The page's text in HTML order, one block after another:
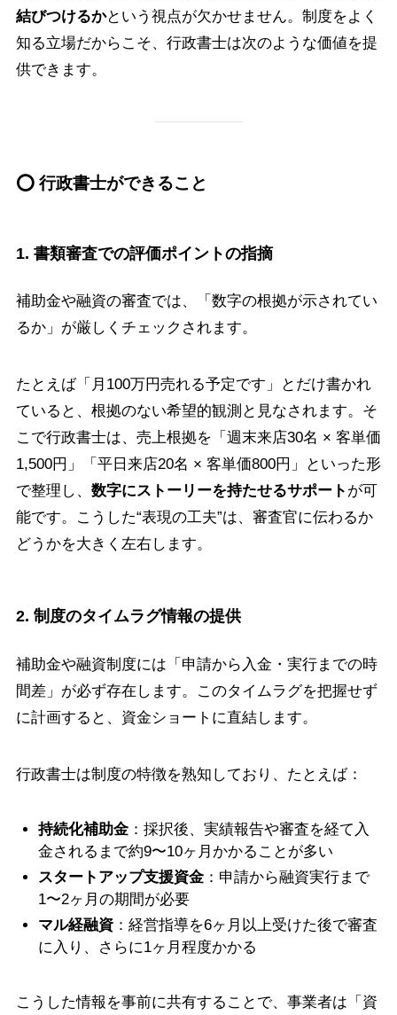
結びつけるかという視点が欠かせません。制度をよく
知る立場だからこそ、行政書士は次のような価値を提
供できます。
⭕ 行政書士ができること
1. 書類審査での評価ポイントの指摘
補助金や融資の審査では、「数字の根拠が示されてい
るか」が厳しくチェックされます。
たとえば「月100万円売れる予定です」とだけ書かれ
ていると、根拠のない希望的観測と見なされます。そ
こで行政書士は、売上根拠を「週末来店30名 × 客単価
1,500円」「平日来店20名 × 客単価800円」といった形
で整理し、 数字にストーリーを持たせるサポート が可
能です。こうした“表現の工夫”は、審査官に伝わるか
どうかを大きく左右します。
2. 制度のタイムラグ情報の提供
補助金や融資制度には「申請から入金・実行までの時
間差」が必ず存在します。このタイムラグを把握せず
に計画すると、資金ショートに直結します。
行政書士は制度の特徴を熟知しており、たとえば：
持続化補助金 ：採択後、実績報告や審査を経て入
金されるまで約9〜10ヶ月かかることが多い
スタートアップ支援資金 ：申請から融資実行まで
1〜2ヶ月の期間が必要
マル経融資 ：経営指導を6ヶ月以上受けた後で審査
に入り、さらに1ヶ月程度かかる
こうした情報を事前に共有することで、事業者は「資